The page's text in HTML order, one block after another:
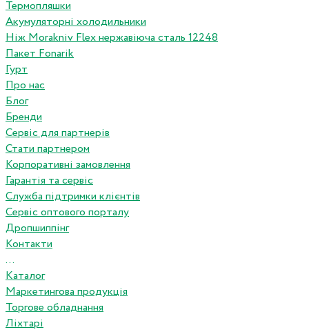
Термопляшки
Акумуляторні холодильники
Ніж Morakniv Flex нержавіюча сталь 12248
Пакет Fonarik
Гурт
Про нас
Блог
Бренди
Сервіс для партнерів
Стати партнером
Корпоративні замовлення
Гарантія та сервіс
Служба підтримки клієнтів
Сервіс оптового порталу
Дропшиппінг
Контакти
...
Каталог
Маркетингова продукція
Торгове обладнання
Ліхтарі